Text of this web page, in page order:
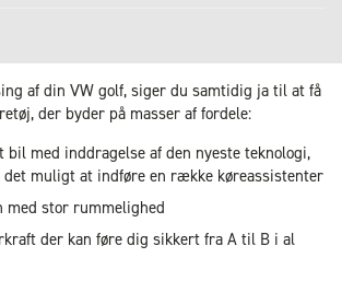
af din VW golf, siger du samtidig ja til at få
der byder på masser af fordele:
bil med inddragelse af den nyeste teknologi,
muligt at indføre en række køreassistenter
med stor rummelighed
der kan føre dig sikkert fra A til B i al